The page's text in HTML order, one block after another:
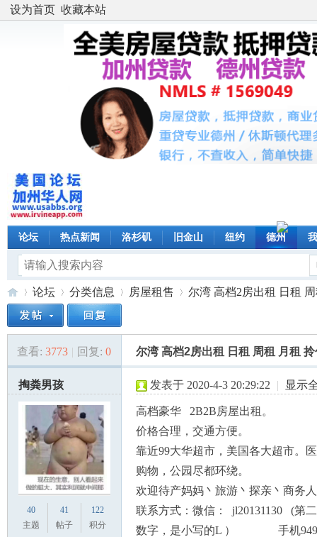
设为首页 收藏本站
论坛 热点新闻 洛杉矶 旧金山 纽约 德州
美»
论坛
›
分类信息 房屋租售
›
尔湾 高档2房出租 日租
查看: 3773 | 回复: 0 尔湾 高档2房出租 日租 周租 月租
掏粪男孩
40
主题
41
帖子
122
积分
发表于 2020-4-3 20:29:22 | 显示
高档豪华 2B2B房屋出租。
价格合理，交通方便。
靠近99大华超市，美国各大超市。
购物，公园尽都环绕。
欢迎待产妈妈丶旅游丶探亲丶商务
联系方式：微信： jl20131130 (第
数字，是小写的L ） 手机949-